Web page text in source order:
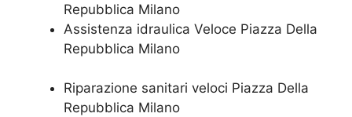
Repubblica Milano
Assistenza idraulica Veloce Piazza Della
Repubblica Milano
Riparazione sanitari veloci Piazza Della
Repubblica Milano